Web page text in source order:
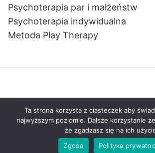
Psychoterapia par i małżeństw
Psychoterapia indywidualna
Metoda Play Therapy
emocja.pl
Realizacja: zrobiestrone.pl strony
Ta strona korzysta z ciasteczek aby
najwyższym poziomie. Dalsze korzystanie
że zgadzasz się na ich
Zgoda
Polityka